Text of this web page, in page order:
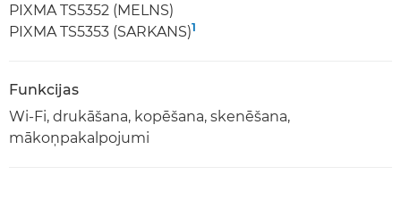
PIXMA TS5352 (MELNS)
PIXMA TS5353 (SARKANS)1
Funkcijas
Wi-Fi, drukāšana, kopēšana, skenēšana,
mākoņpakalpojumi